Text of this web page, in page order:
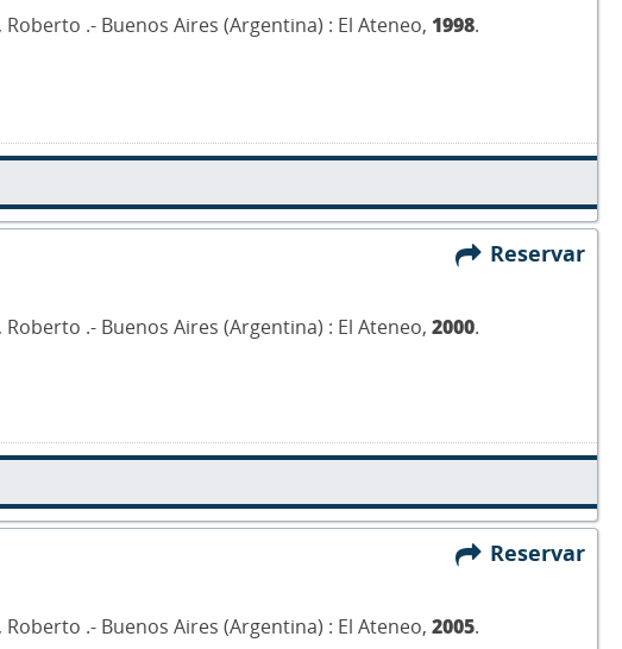
.- Buenos Aires (Argentina) : El Ateneo, 1998.
Reservar
.- Buenos Aires (Argentina) : El Ateneo, 2000.
Reservar
.- Buenos Aires (Argentina) : El Ateneo, 2005.